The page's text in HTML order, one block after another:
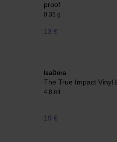
proof
0,35 g
13 €
IsaDora
The True Impact Vinyl
4,8 ml
19 €